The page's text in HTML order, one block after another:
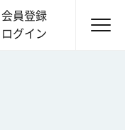
会員登録
ログイン